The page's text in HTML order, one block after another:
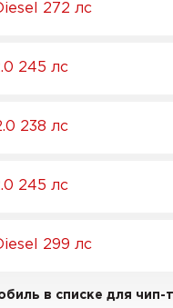
272 лс
245 лс
238 лс
245 лс
299 лс
в списке для